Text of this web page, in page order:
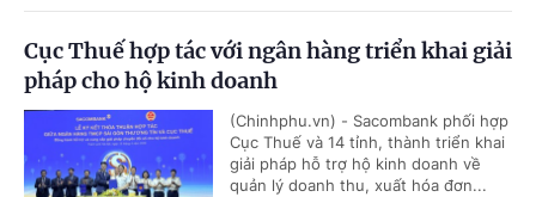
Cục Thuế hợp tác với ngân hàng triển khai giải
pháp cho hộ kinh doanh
(Chinhphu.vn) - Sacombank phối hợp
Cục Thuế và 14 tỉnh, thành triển khai
giải pháp hỗ trợ hộ kinh doanh về
quản lý doanh thu, xuất hóa đơn...